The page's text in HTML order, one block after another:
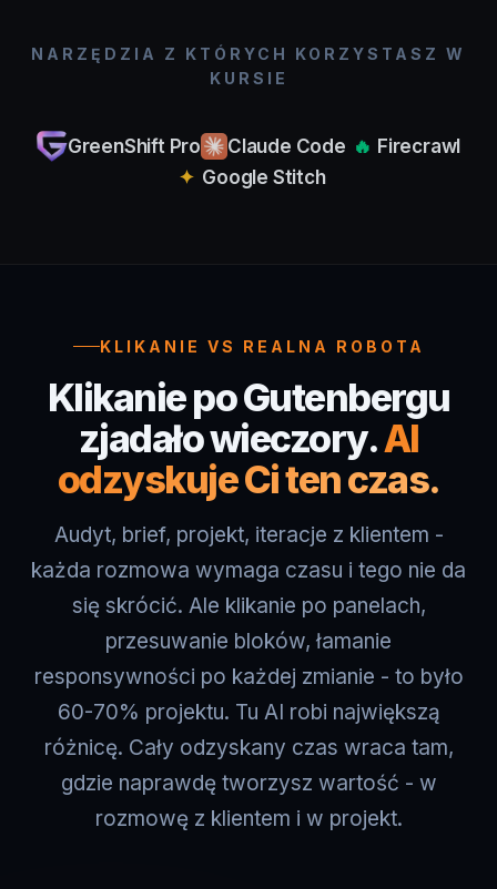
Google Stitch
Klikanie po Gutenbergu
zjadało wieczory.AI
odzyskuje Ci ten czas.
Audyt, brief, projekt, iteracje z klientem -
każda rozmowa wymaga czasu i tego nie da
się skrócić. Ale klikanie po panelach,
przesuwanie bloków, łamanie
responsywności po każdej zmianie - to było
60-70% projektu. Tu AI robi największą
różnicę. Cały odzyskany czas wraca tam,
gdzie naprawdę tworzysz wartość - w
rozmowę z klientem i w projekt.